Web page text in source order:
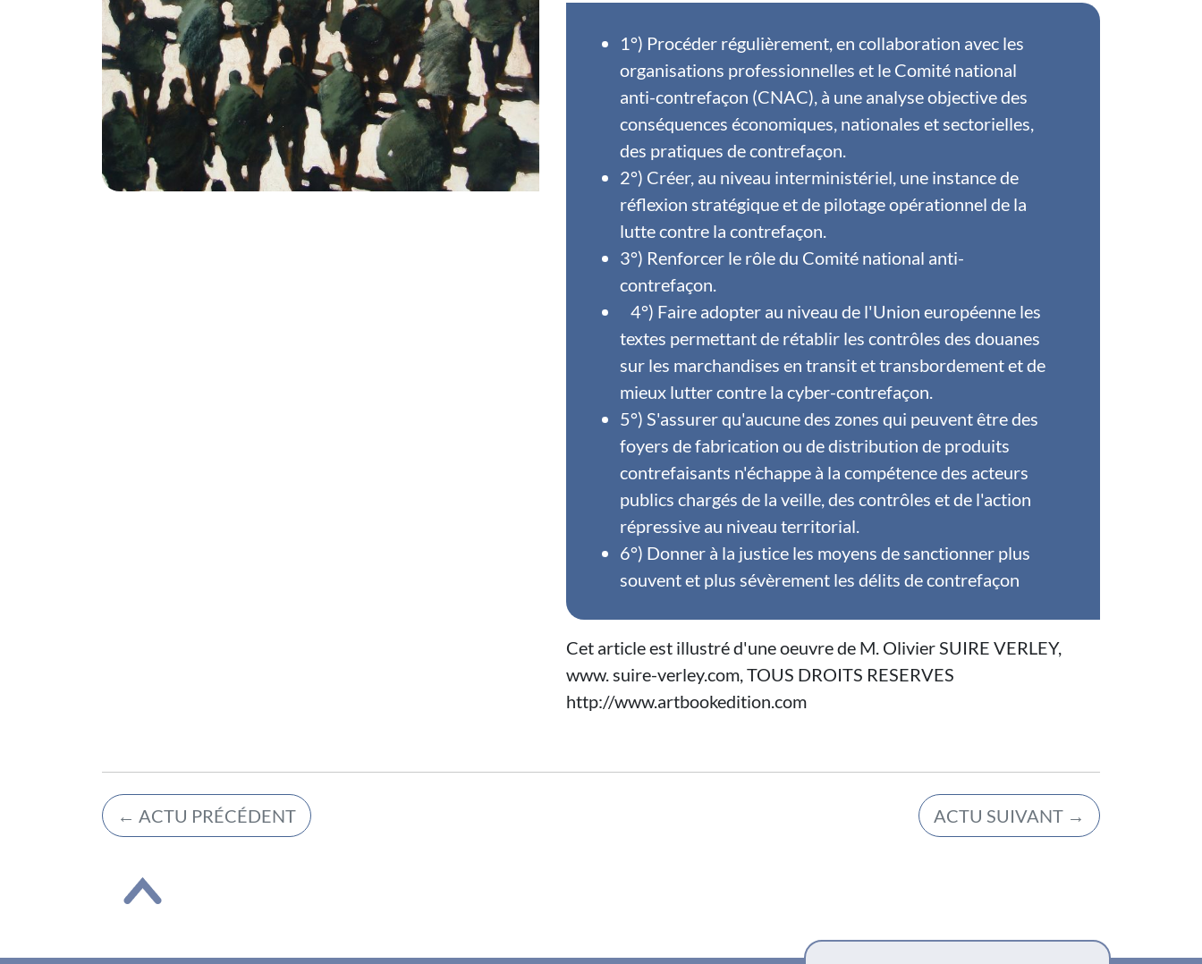
1°) Procéder régulièrement, en collaboration avec les
organisations professionnelles et le Comité national
anti-contrefaçon (CNAC), à une analyse objective des
conséquences économiques, nationales et sectorielles,
des pratiques de contrefaçon.
2°) Créer, au niveau interministériel, une instance de
réflexion stratégique et de pilotage opérationnel de la
lutte contre la contrefaçon.
3°) Renforcer le rôle du Comité national anti-
contrefaçon.
4°) Faire adopter au niveau de l'Union européenne les
textes permettant de rétablir les contrôles des douanes
sur les marchandises en transit et transbordement et de
mieux lutter contre la cyber-contrefaçon.
5°) S'assurer qu'aucune des zones qui peuvent être des
foyers de fabrication ou de distribution de produits
contrefaisants n'échappe à la compétence des acteurs
publics chargés de la veille, des contrôles et de l'action
répressive au niveau territorial.
6°) Donner à la justice les moyens de sanctionner plus
souvent et plus sévèrement les délits de contrefaçon
Cet article est illustré d'une oeuvre de M. Olivier SUIRE VERLEY,
www. suire-verley.com, TOUS DROITS RESERVES
http://www.artbookedition.com
← ACTU PRÉCÉDENT ACTU SUIVANT →